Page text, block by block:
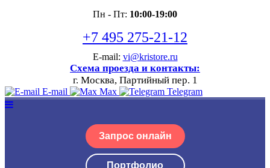
Пн - Пт: 10:00-19:00
+7 495 275-21-12
E-mail: vi@kristore.ru
Схема проезда и контакты:
г. Москва, Партийный пер. 1
E-mail Max Telegram
Запрос онлайн
Портфолио